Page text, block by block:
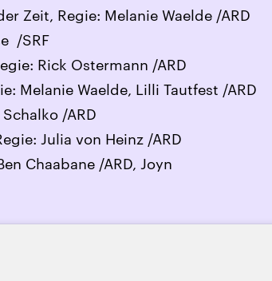
Zeit, Regie: Melanie Waelde /ARD
/SRF
Rick Ostermann /ARD
Melanie Waelde, Lilli Tautfest /ARD
/ARD
Julia von Heinz /ARD
Chaabane /ARD, Joyn